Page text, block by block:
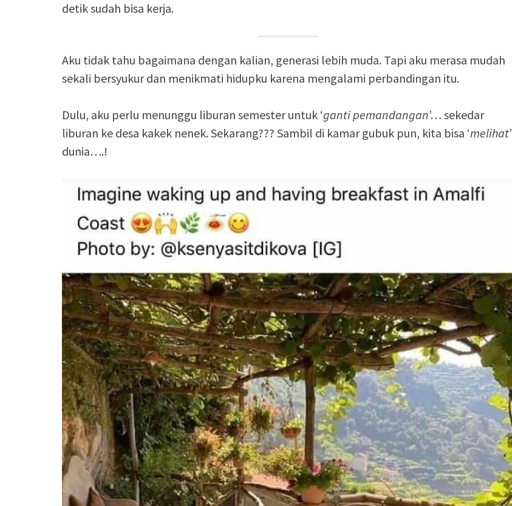
detik sudah bisa kerja.
Aku tidak tahu bagaimana dengan kalian, generasi lebih muda. Tapi aku merasa mudah
sekali bersyukur dan menikmati hidupku karena mengalami perbandingan itu.
Dulu, aku perlu menunggu liburan semester untuk ‘ganti pemandangan’… sekedar
liburan ke desa kakek nenek. Sekarang??? Sambil di kamar gubuk pun, kita bisa ‘melihat’
dunia….!